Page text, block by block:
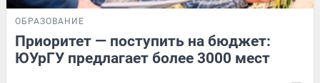
ОБРАЗОВАНИЕ
Приоритет — поступить на бюджет:
ЮУрГУ предлагает более 3000 мест